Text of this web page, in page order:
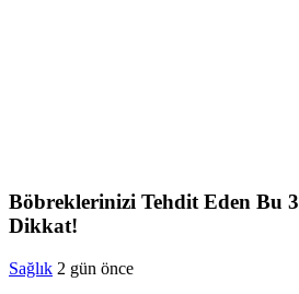
Böbreklerinizi Tehdit Eden Bu
Dikkat!
Sağlık 2 gün önce